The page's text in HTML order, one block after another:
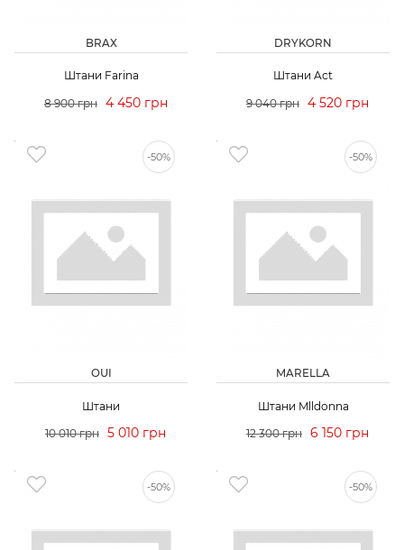
BRAX
Штани Farina
8 900 грн 4 450 грн
DRYKORN
Штани Aсt
9 040 грн 4 520 грн
-50%
OUI
Штани
10 010 грн 5 010 грн
-50%
MARELLA
Штани Mlldonna
12 300 грн 6 150 грн
-50% -50%